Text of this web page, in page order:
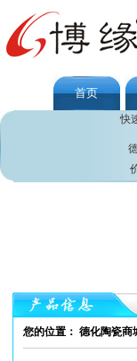
首页
快
您的位置： 德化陶瓷商